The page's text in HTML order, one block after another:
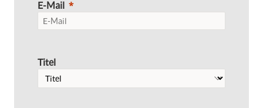
E-Mail
Titel